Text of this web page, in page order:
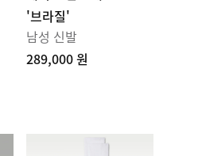
'브라질'
남성 신발
289,000 원